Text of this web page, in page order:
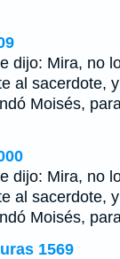
dijo: Mira, no
al sacerdote,
Moisés,
dijo: Mira, no
al sacerdote,
Moisés,
1569